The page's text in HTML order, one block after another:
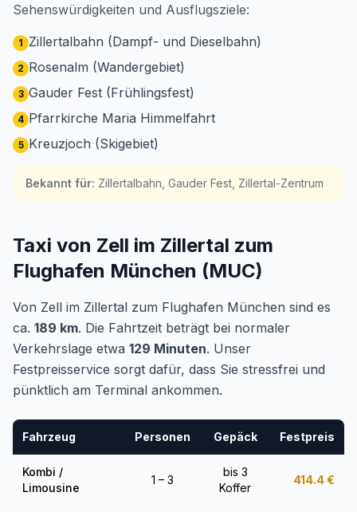
Sehenswürdigkeiten und Ausflugsziele:
1 Zillertalbahn (Dampf- und Dieselbahn)
2 Rosenalm (Wandergebiet)
3 Gauder Fest (Frühlingsfest)
4 Pfarrkirche Maria Himmelfahrt
5 Kreuzjoch (Skigebiet)
Bekannt für: Zillertalbahn, Gauder Fest, Zillertal-Zentrum
Taxi von Zell im Zillertal zum
Flughafen München (MUC)
Von Zell im Zillertal zum Flughafen München sind es
ca. 189 km. Die Fahrtzeit beträgt bei normaler
Verkehrslage etwa 129 Minuten. Unser
Festpreisservice sorgt dafür, dass Sie stressfrei und
pünktlich am Terminal ankommen.
Fahrzeug Personen Gepäck Festpreis
Kombi /
Limousine
1 – 3
bis 3
Koffer
414.4€